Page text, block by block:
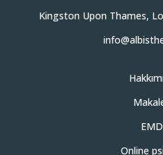
Kingston Upon Thames,
Online